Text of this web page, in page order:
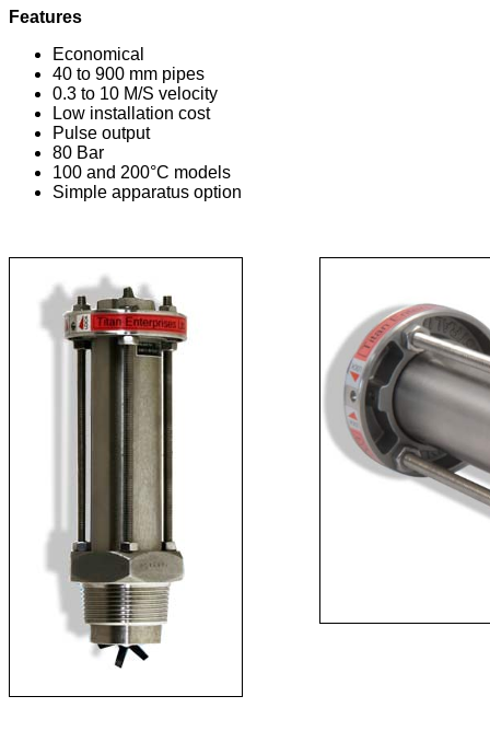
Features
Economical
40 to 900 mm pipes
0.3 to 10 M/S velocity
Low installation cost
Pulse output
80 Bar
100 and 200°C models
Simple apparatus option